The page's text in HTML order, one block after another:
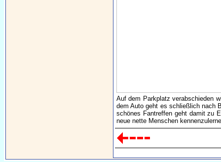
Auf dem Parkplatz verabschieden
dem Auto geht es schließlich nach
schönes Fantreffen geht damit zu
neue nette Menschen